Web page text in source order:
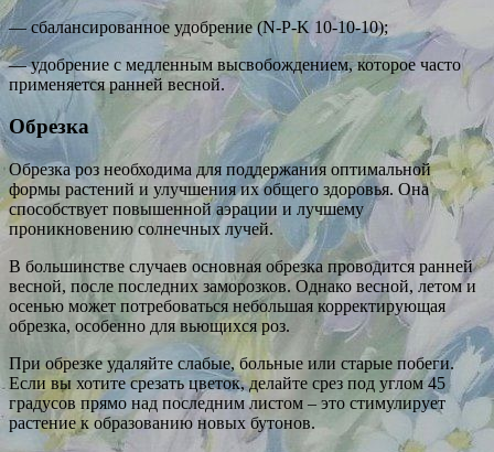
— сбалансированное удобрение (N-P-K 10-10-10);
— удобрение с медленным высвобождением, которое часто
применяется ранней весной.
Обрезка
Обрезка роз необходима для поддержания оптимальной
формы растений и улучшения их общего здоровья. Она
способствует повышенной аэрации и лучшему
проникновению солнечных лучей.
В большинстве случаев основная обрезка проводится ранней
весной, после последних заморозков. Однако весной, летом и
осенью может потребоваться небольшая корректирующая
обрезка, особенно для вьющихся роз.
При обрезке удаляйте слабые, больные или старые побеги.
Если вы хотите срезать цветок, делайте срез под углом 45
градусов прямо над последним листом – это стимулирует
растение к образованию новых бутонов.